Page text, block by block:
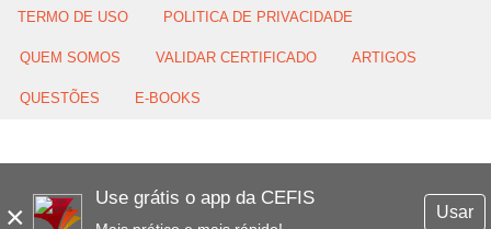
×
Use grátis o app da CEFIS
Usar
TERMO DE USO POLITICA DE PRIVACIDADE
QUEM SOMOS VALIDAR CERTIFICADO ARTIGOS
QUESTÕES E-BOOKS